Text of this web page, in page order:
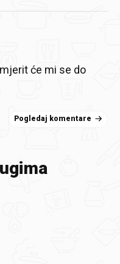
će mi se do
Pogledaj komentare